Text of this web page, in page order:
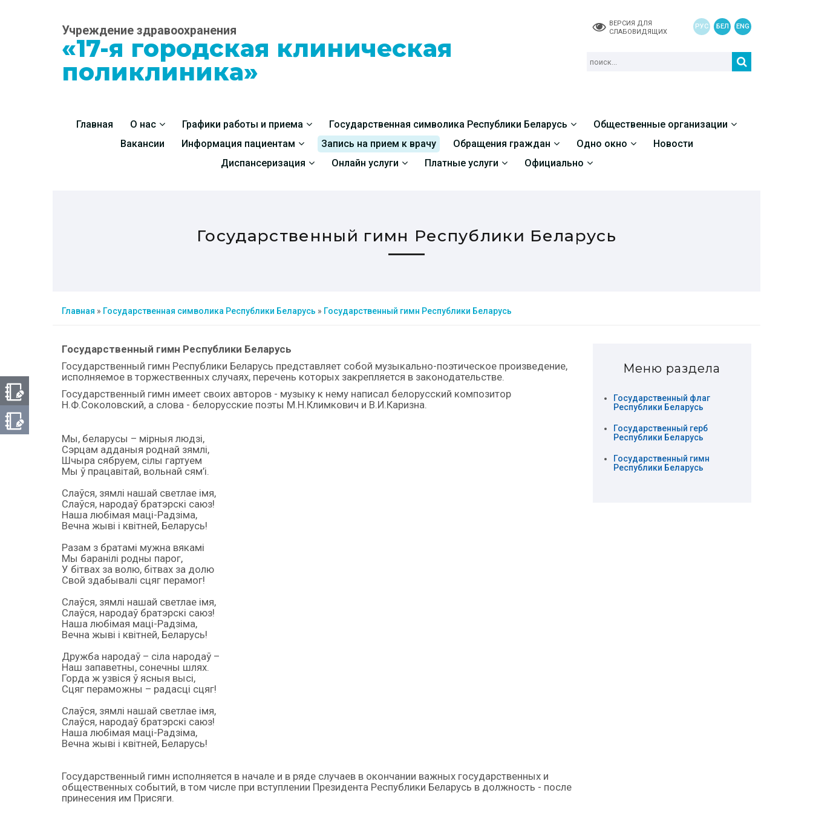
Учреждение здравоохранения
«17-я городская клиническая
поликлиника»
ВЕРСИЯ ДЛЯ
СЛАБОВИДЯЩИХ
РУС БЕЛ ENG
Главная О нас Графики работы и приема Государственная символика Республики Беларусь
Общественные организации
Вакансии
Информация пациентам Запись на прием к врачу Обращения граждан Одно окно
Новости
Диспансеризация
Онлайн услуги Платные услуги Официально
Государственный гимн Республики Беларусь
Главная » Государственная символика Республики Беларусь » Государственный гимн Республики Беларусь
Государственный гимн Республики Беларусь
Государственный гимн Республики Беларусь представляет собой музыкально-поэтическое произведение,
исполняемое в торжественных случаях, перечень которых закрепляется в законодательстве.
Государственный гимн имеет своих авторов - музыку к нему написал белорусский композитор
Н.Ф.Соколовский, а слова - белорусские поэты М.Н.Климкович и В.И.Каризна.
Мы, беларусы – мірныя людзі,
Сэрцам адданыя роднай зямлі,
Шчыра сябруем, сілы гартуем
Мы ў працавітай, вольнай сям’і.
Слаўся, зямлі нашай светлае імя,
Слаўся, народаў братэрскі саюз!
Наша любімая маці-Радзіма,
Вечна жыві і квітней, Беларусь!
Разам з братамі мужна вякамі
Мы баранілі родны парог,
У бітвах за волю, бітвах за долю
Свой здабывалі сцяг перамог!
Слаўся, зямлі нашай светлае імя,
Слаўся, народаў братэрскі саюз!
Наша любімая маці-Радзіма,
Вечна жыві і квітней, Беларусь!
Дружба народаў – сіла народаў –
Наш запаветны, сонечны шлях.
Горда ж узвіся ў ясныя высі,
Сцяг пераможны – радасці сцяг!
Слаўся, зямлі нашай светлае імя,
Слаўся, народаў братэрскі саюз!
Наша любімая маці-Радзіма,
Вечна жыві і квітней, Беларусь!
Государственный гимн исполняется в начале и в ряде случаев в окончании важных государственных и
общественных событий, в том числе при вступлении Президента Республики Беларусь в должность - после
принесения им Присяги.
Меню раздела
Государственный флаг
Республики Беларусь
Государственный герб
Республики Беларусь
Государственный гимн
Республики Беларусь